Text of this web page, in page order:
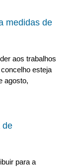
medidas de
aos trabalhos
esteja
agosto,
de
para a